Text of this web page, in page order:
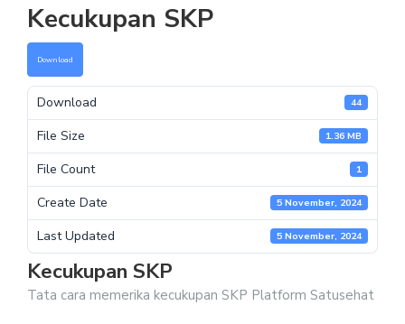
Kecukupan SKP
Download
Download 44
File Size 1.36 MB
File Count 1
Create Date 5 November, 2024
Last Updated 5 November, 2024
Kecukupan SKP
Tata cara memerika kecukupan SKP Platform Satusehat